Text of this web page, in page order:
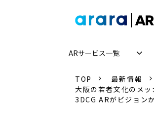
ARサービス一覧
TOP
最新情報
大阪の若者文化のメ
3DCG ARがビジョン